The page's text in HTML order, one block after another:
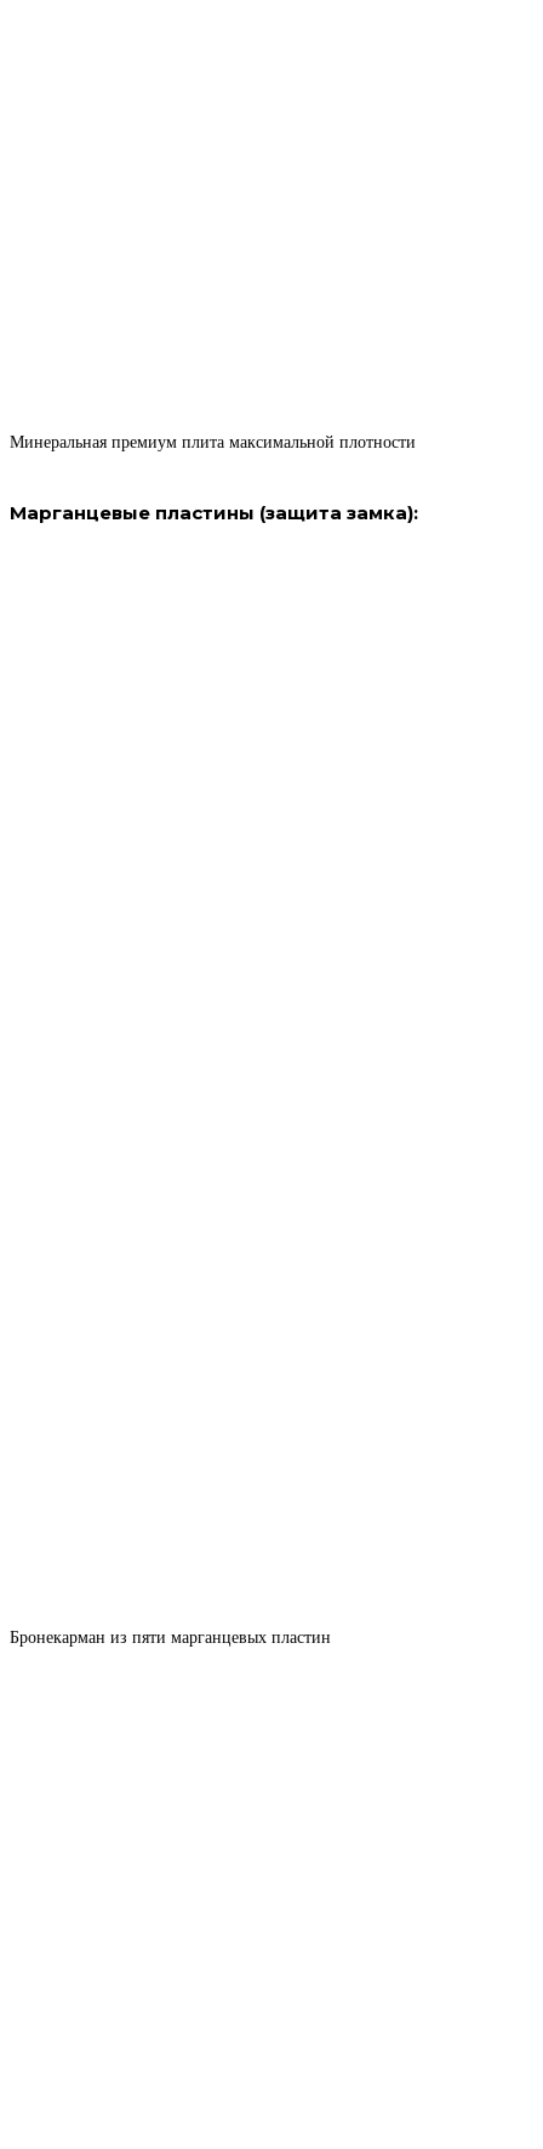
Минеральная премиум плита максимальной плотности
Марганцевые пластины (защита замка):
Бронекарман из пяти марганцевых пластин